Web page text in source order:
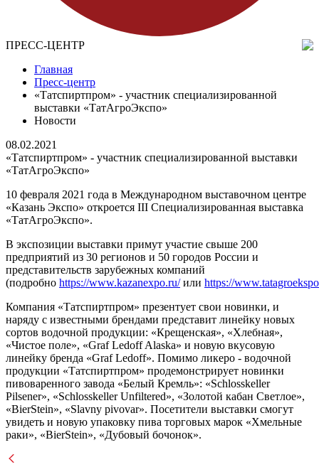
ПРЕСС-ЦЕНТР
Главная
Пресс-центр
«Татспиртпром» - участник специализированной
выставки «ТатАгроЭкспо»
Новости
08.02.2021
«Татспиртпром» - участник специализированной выставки
«ТатАгроЭкспо»
10 февраля 2021 года в Международном выставочном центре
«Казань Экспо» откроется III Специализированная выставка
«ТатАгроЭкспо».
В экспозиции выставки примут участие свыше 200
предприятий из 30 регионов и 50 городов России и
представительств зарубежных компаний
(подробно https://www.kazanexpo.ru/или https://
Компания «Татспиртпром» презентует свои новинки, и
наряду с известными брендами представит линейку новых
сортов водочной продукции: «Крещенская», «Хлебная»,
«Чистое поле», «Graf Ledoff Alaska» и новую вкусовую
линейку бренда «Graf Ledoff». Помимо ликеро - водочной
продукции «Татспиртпром» продемонстрирует новинки
пивоваренного завода «Белый Кремль»: «Schlosskeller
Pilsener», «Schlosskeller Unfiltered», «Золотой кабан Светлое»,
«BierStein», «Slavny pivovar». Посетители выставки смогут
увидеть и новую упаковку пива торговых марок «Хмельные
раки», «BierStein», «Дубовый бочонок».